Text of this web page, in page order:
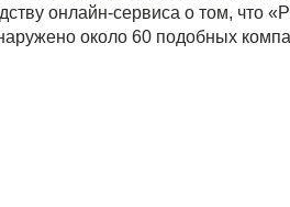
онлайн-сервиса о том, что
около 60 подобных